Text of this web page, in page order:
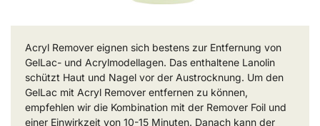
Acryl Remover eignen sich bestens zur Entfernung von
GelLac- und Acrylmodellagen. Das enthaltene Lanolin
schützt Haut und Nagel vor der Austrocknung. Um den
GelLac mit Acryl Remover entfernen zu können,
empfehlen wir die Kombination mit der Remover Foil und
einer Einwirkzeit von 10-15 Minuten. Danach kann der